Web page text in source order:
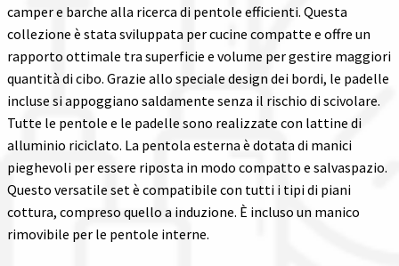
camper e barche alla ricerca di pentole efficienti. Questa
collezione è stata sviluppata per cucine compatte e offre un
rapporto ottimale tra superficie e volume per gestire maggiori
quantità di cibo. Grazie allo speciale design dei bordi, le padelle
incluse si appoggiano saldamente senza il rischio di scivolare.
Tutte le pentole e le padelle sono realizzate con lattine di
alluminio riciclato. La pentola esterna è dotata di manici
pieghevoli per essere riposta in modo compatto e salvaspazio.
Questo versatile set è compatibile con tutti i tipi di piani
cottura, compreso quello a induzione. È incluso un manico
rimovibile per le pentole interne.